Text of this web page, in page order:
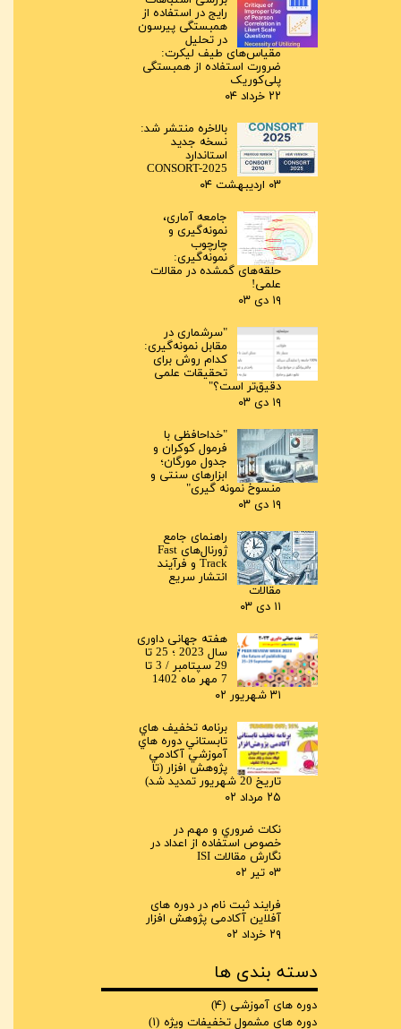
رایج در استفاده از
همبستگی پیرسون
در تحلیل
مقیاس‌های طیف لیکرت:
ضرورت استفاده از همبستگی
پلی‌کوریک
۲۲ خرداد ۰۴
بالاخره منتشر شد:
نسخه جدید
استاندارد
CONSORT-2025
۰۳ اردیبهشت ۰۴
جامعه آماری،
نمونه‌گیری و
چارچوب
نمونه‌گیری:
حلقه‌های گمشده در مقالات
علمی!
۱۹ دی ۰۳
"سرشماری در
مقابل نمونه‌گیری:
کدام روش برای
تحقیقات علمی
دقیق‌تر است؟"
۱۹ دی ۰۳
"خداحافظی با
فرمول کوکران و
جدول مورگان؛
ابزارهای سنتی و
منسوخ نمونه گیری"
۱۹ دی ۰۳
راهنمای جامع
ژورنال‌های Fast
Track و فرآیند
انتشار سریع
مقالات
۱۱ دی ۰۳
هفته جهانی داوری
سال 2023 ؛ 25 تا
29 سپتامبر / 3 تا
7 مهر ماه 1402
۳۱ شهریور ۰۲
برنامه تخفيف هاي
تابستاني دوره هاي
آموزشي آکادمي
پژوهش افزار (تا
تاريخ 20 شهريور تمديد شد)
۲۵ مرداد ۰۲
نكات ضروري و مهم در
خصوص استفاده از اعداد در
نگارش مقالات ISI
۰۳ تیر ۰۲
فرایند ثبت نام در دوره های
آفلاین آکادمی پژوهش افزار
۲۹ خرداد ۰۲
دسته بندی ها
دوره های آموزشی (۴)
دوره های مشمول تخفیفات ویژه (۱)